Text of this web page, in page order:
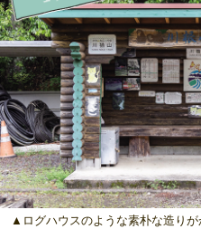
▲ログハウスのような素朴な造り